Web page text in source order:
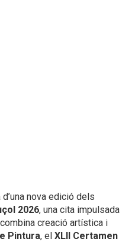
nova edició dels
2026, una cita impulsada
creació artística i
Pintura, el XLII Certamen